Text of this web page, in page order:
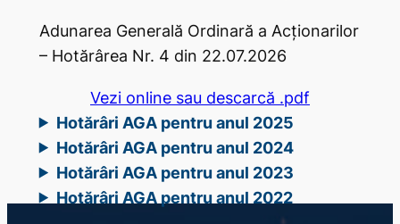
Adunarea Generală Ordinară a Acţionarilor
– Hotărârea Nr. 4 din 22.07.2026
Vezi online sau descarcă .pdf
Hotărâri AGA pentru anul 2025
Hotărâri AGA pentru anul 2024
Hotărâri AGA pentru anul 2023
Hotărâri AGA pentru anul 2022